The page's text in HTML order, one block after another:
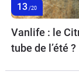
13 /20
Vanlife : le
tube de l’été ?